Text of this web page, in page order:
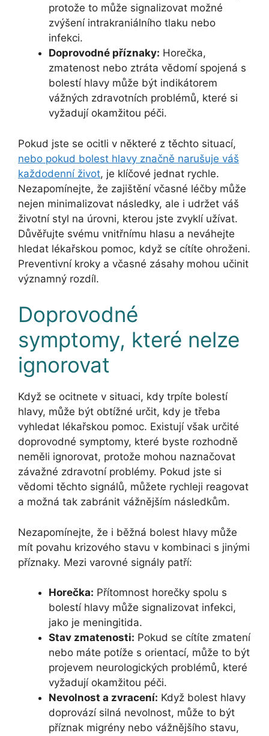
protože to může signalizovat možné
zvýšení intrakraniálního tlaku nebo
infekci.
Doprovodné příznaky: Horečka,
zmatenost nebo ztráta vědomí spojená s
bolestí hlavy může být indikátorem
vážných zdravotních problémů, které si
vyžadují okamžitou péči.
Pokud jste se ocitli v některé z těchto situací,
nebo pokud bolest hlavy značně narušuje váš
každodenní život, je klíčové jednat rychle.
Nezapomínejte, že zajištění včasné léčby může
nejen minimalizovat následky, ale i udržet váš
životní styl na úrovni, kterou jste zvyklí užívat.
Důvěřujte svému vnitřnímu hlasu a neváhejte
hledat lékařskou pomoc, když se cítíte ohroženi.
Preventivní kroky a včasné zásahy mohou učinit
významný rozdíl.
Doprovodné
symptomy, které nelze
ignorovat
Když se ocitnete v situaci, kdy trpíte bolestí
hlavy, může být obtížné určit, kdy je třeba
vyhledat lékařskou pomoc. Existují však určité
doprovodné symptomy, které byste rozhodně
neměli ignorovat, protože mohou naznačovat
závažné zdravotní problémy. Pokud jste si
vědomi těchto signálů, můžete rychleji reagovat
a možná tak zabránit vážnějším následkům.
Nezapomínejte, že i běžná bolest hlavy může
mít povahu krizového stavu v kombinaci s jinými
příznaky. Mezi varovné signály patří:
Horečka: Přítomnost horečky spolu s
bolestí hlavy může signalizovat infekci,
jako je meningitida.
Stav zmatenosti: Pokud se cítíte zmatení
nebo máte potíže s orientací, může to být
projevem neurologických problémů, které
vyžadují okamžitou péči.
Nevolnost a zvracení: Když bolest hlavy
doprovází silná nevolnost, může to být
příznak migrény nebo vážnějšího stavu,